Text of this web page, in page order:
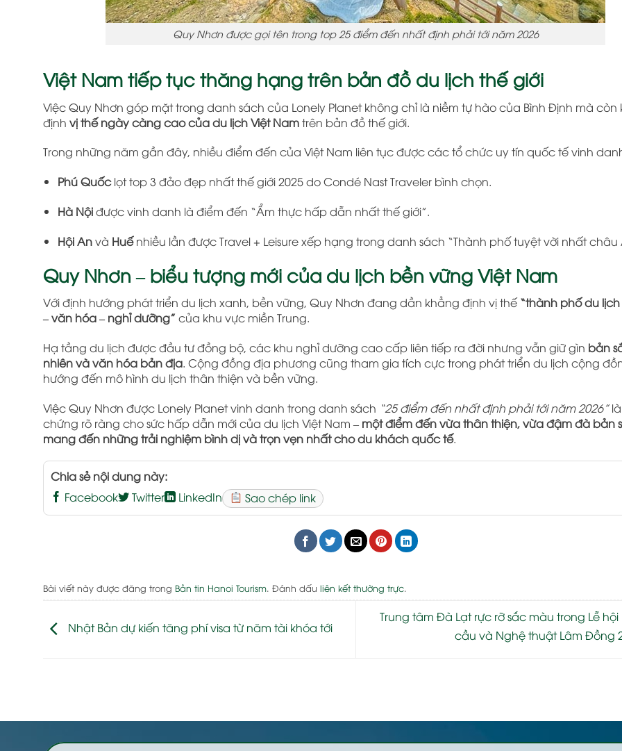
Quy Nhơn được gọi tên trong top 25 điểm đến nhất định phải tới năm 2026
Việt Nam tiếp tục thăng hạng trên bản đồ du lịch thế giới
Việc Quy Nhơn góp mặt trong danh sách của Lonely Planet không chỉ là niềm tự hào của Bình Định mà còn
định vị thế ngày càng cao của du lịch Việt Namtrên bản đồ thế giới.
Trong những năm gần đây, nhiều điểm đến của Việt Nam liên tục được các tổ chức uy tín quốc tế vinh
Phú Quốclọt top 3 đảo đẹp nhất thế giới 2025 do Condé Nast Traveler bình chọn.
Hà Nộiđược vinh danh là điểm đến “Ẩm thực hấp dẫn nhất thế giới”.
Hội Anvà Huếnhiều lần được Travel + Leisure xếp hạng trong danh sách “Thành phố tuyệt vời nhất châu
Quy Nhơn – biểu tượng mới của du lịch bền vững Việt Nam
Với định hướng phát triển du lịch xanh, bền vững, Quy Nhơn đang dần khẳng định vị thế“thành phố du lịch
– văn hóa – nghỉ dưỡng” của khu vực miền Trung.
Hạ tầng du lịch được đầu tư đồng bộ, các khu nghỉ dưỡng cao cấp liên tiếp ra đời nhưng vẫn giữ gìn bản
nhiên và văn hóa bản địa. Cộng đồng địa phương cũng tham gia tích cực trong phát triển du lịch cộng
hướng đến mô hình du lịch thân thiện và bền vững.
Việc Quy Nhơn được Lonely Planet vinh danh trong danh sách “25 điểm đến nhất định phải tới năm 2026”là
chứng rõ ràng cho sức hấp dẫn mới của du lịch Việt Nam – một điểm đến vừa thân thiện, vừa đậm đà bản
mang đến những trải nghiệm bình dị và trọn vẹn nhất cho du khách quốc tế.
Chia sẻ nội dung này:
Facebook
Twitter LinkedIn Sao chép link
Bài viết này được đăng trong Bản tin Hanoi Tourism. Đánh dấu liên kết thường trực.
Nhật Bản dự kiến tăng phí visa từ năm tài khóa tới
Trung tâm Đà Lạt rực rỡ sắc màu trong Lễ hội
cầu và Nghệ thuật Lâm Đồng